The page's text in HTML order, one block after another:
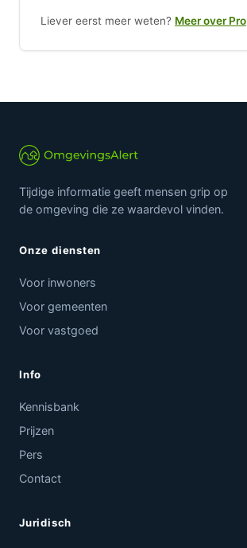
Liever eerst meer weten? Meer over Pro
Tijdige informatie geeft mensen grip op
de omgeving die ze waardevol vinden.
Onze diensten
Voor inwoners
Voor gemeenten
Voor vastgoed
Info
Kennisbank
Prijzen
Pers
Contact
Juridisch